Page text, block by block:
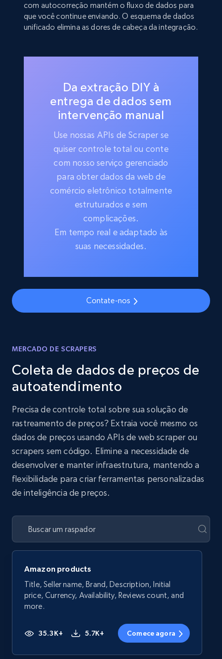
com autocorreção mantém o fluxo de dados para
que você continue enviando. O esquema de dados
unificado elimina as dores de cabeça da integração.
Da extração DIY à
entrega de dados sem
intervenção manual
Use nossas APIs de Scraper se
quiser controle total ou conte
com nosso serviço gerenciado
para obter dados da web de
comércio eletrônico totalmente
estruturados e sem
complicações.
Em tempo real e adaptado às
suas necessidades.
Contate-nos
MERCADO DE SCRAPERS
Coleta de dados de preços de
autoatendimento
Precisa de controle total sobre sua solução de
rastreamento de preços? Extraia você mesmo os
dados de preços usando APIs de web scraper ou
scrapers sem código. Elimine a necessidade de
desenvolver e manter infraestrutura, mantendo a
flexibilidade para criar ferramentas personalizadas
de inteligência de preços.
Amazon products
Title, Seller name, Brand, Description, Initial
price, Currency, Availability, Reviews count, and
more.
35.3K+ 5.7K+ Comece agora